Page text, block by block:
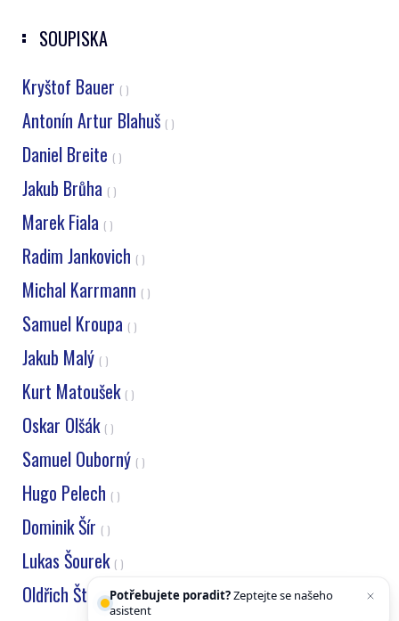
SOUPISKA
Kryštof Bauer ( )
Antonín Artur Blahuš ( )
Daniel Breite ( )
Jakub Brůha ( )
Marek Fiala ( )
Radim Jankovich ( )
Michal Karrmann ( )
Samuel Kroupa ( )
Jakub Malý ( )
Kurt Matoušek ( )
Oskar Olšák ( )
Samuel Ouborný ( )
Hugo Pelech ( )
Dominik Šír ( )
Lukas Šourek ( )
Oldřich Štěpnička( )
Potřebujete poradit?Zeptejte se našeho
asistenta